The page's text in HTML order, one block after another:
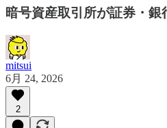
暗号資産取引所が証券・銀
mitsui
6月 24, 2026
2